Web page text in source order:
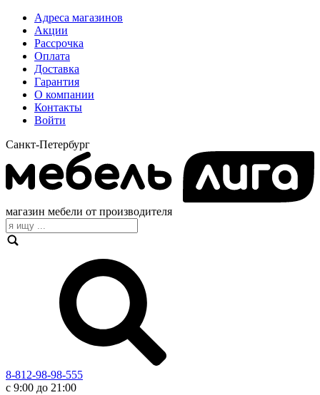
Адреса магазинов
Акции
Рассрочка
Оплата
Доставка
Гарантия
О компании
Контакты
Войти
Санкт-Петербург
магазин мебели от производителя
8-812-98-98-555
с 9:00 до 21:00